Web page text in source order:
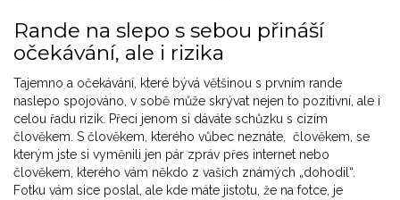
Rande na slepo s sebou přináší
očekávání, ale i rizika
Tajemno a očekávání, které bývá většinou s prvním rande
naslepo spojováno, v sobě může skrývat nejen to pozitivní, ale i
celou řadu rizik. Přeci jenom si dáváte schůzku s cizím
člověkem. S člověkem, kterého vůbec neznáte, člověkem, se
kterým jste si vyměnili jen pár zpráv přes internet nebo
člověkem, kterého vám někdo z vašich známých „dohodil“.
Fotku vám sice poslal, ale kde máte jistotu, že na fotce, je